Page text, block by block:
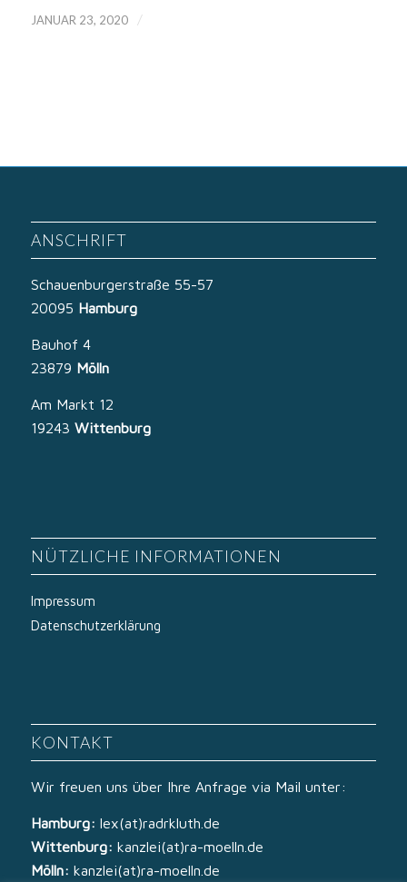
JANUAR 23, 2020 /
ANSCHRIFT
Schauenburgerstraße 55-57
20095 Hamburg
Bauhof 4
23879 Mölln
Am Markt 12
19243 Wittenburg
NÜTZLICHE INFORMATIONEN
Impressum
Datenschutzerklärung
KONTAKT
Wir freuen uns über Ihre Anfrage via Mail unter:
Hamburg: lex(at)radrkluth.de
Wittenburg: kanzlei(at)ra-moelln.de
Mölln: kanzlei(at)ra-moelln.de